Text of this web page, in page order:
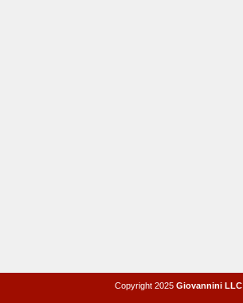
Copyright 2025 Giovannini LLC